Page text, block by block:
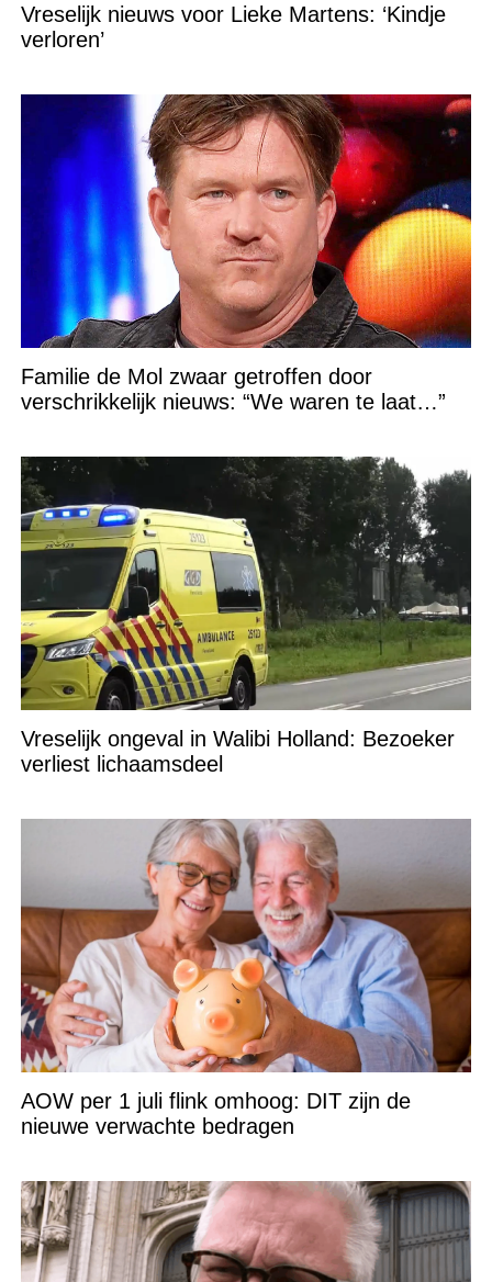
Vreselijk nieuws voor Lieke Martens: ‘Kindje
verloren’
Familie de Mol zwaar getroffen door
verschrikkelijk nieuws: “We waren te laat…”
Vreselijk ongeval in Walibi Holland: Bezoeker
verliest lichaamsdeel
AOW per 1 juli flink omhoog: DIT zijn de
nieuwe verwachte bedragen